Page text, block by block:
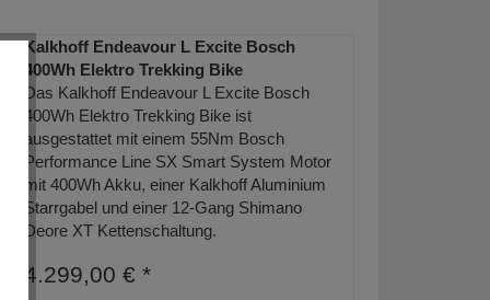
Kalkhoff Endeavour L Excite Bosch
400Wh Elektro Trekking Bike
Das Kalkhoff Endeavour L Excite Bosch
400Wh Elektro Trekking Bike ist
ausgestattet mit einem 55Nm Bosch
Performance Line SX Smart System Motor
mit 400Wh Akku, einer Kalkhoff Aluminium
Starrgabel und einer 12-Gang Shimano
Deore XT Kettenschaltung.
4.299,00 € *